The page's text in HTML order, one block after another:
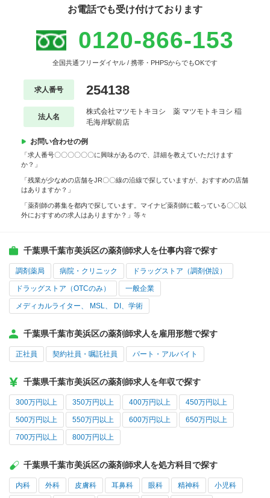
お電話でも受け付けております
0120-866-153
全国共通フリーダイヤル / 携帯・PHPSからでもOKです
求人番号 254138
法人名
株式会社マツモトキヨシ 薬 マツモトキヨシ 稲
毛海岸駅前店
お問い合わせの例
「求人番号〇〇〇〇〇〇に興味があるので、詳細を教えていただけます
か？」
「残業が少なめの店舗をJR〇〇線の沿線で探していますが、おすすめの店舗
はありますか？」
「薬剤師の募集を都内で探しています。マイナビ薬剤師に載っている〇〇以
外におすすめの求人はありますか？」等々
千葉県千葉市美浜区の薬剤師求人を仕事内容で探す
調剤薬局 病院・クリニック ドラッグストア（調剤併設）
ドラッグストア（OTCのみ） 一般企業
メディカルライター、 MSL、 DI、学術
千葉県千葉市美浜区の薬剤師求人を雇用形態で探す
正社員 契約社員・嘱託社員 パート・アルバイト
千葉県千葉市美浜区の薬剤師求人を年収で探す
300万円以上 350万円以上 400万円以上 450万円以上
500万円以上 550万円以上 600万円以上 650万円以上
700万円以上 800万円以上
千葉県千葉市美浜区の薬剤師求人を処方科目で探す
内科 外科 皮膚科 耳鼻科 眼科 精神科 小児科